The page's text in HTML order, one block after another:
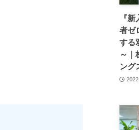
『
者ゼ
する
～｜
ング